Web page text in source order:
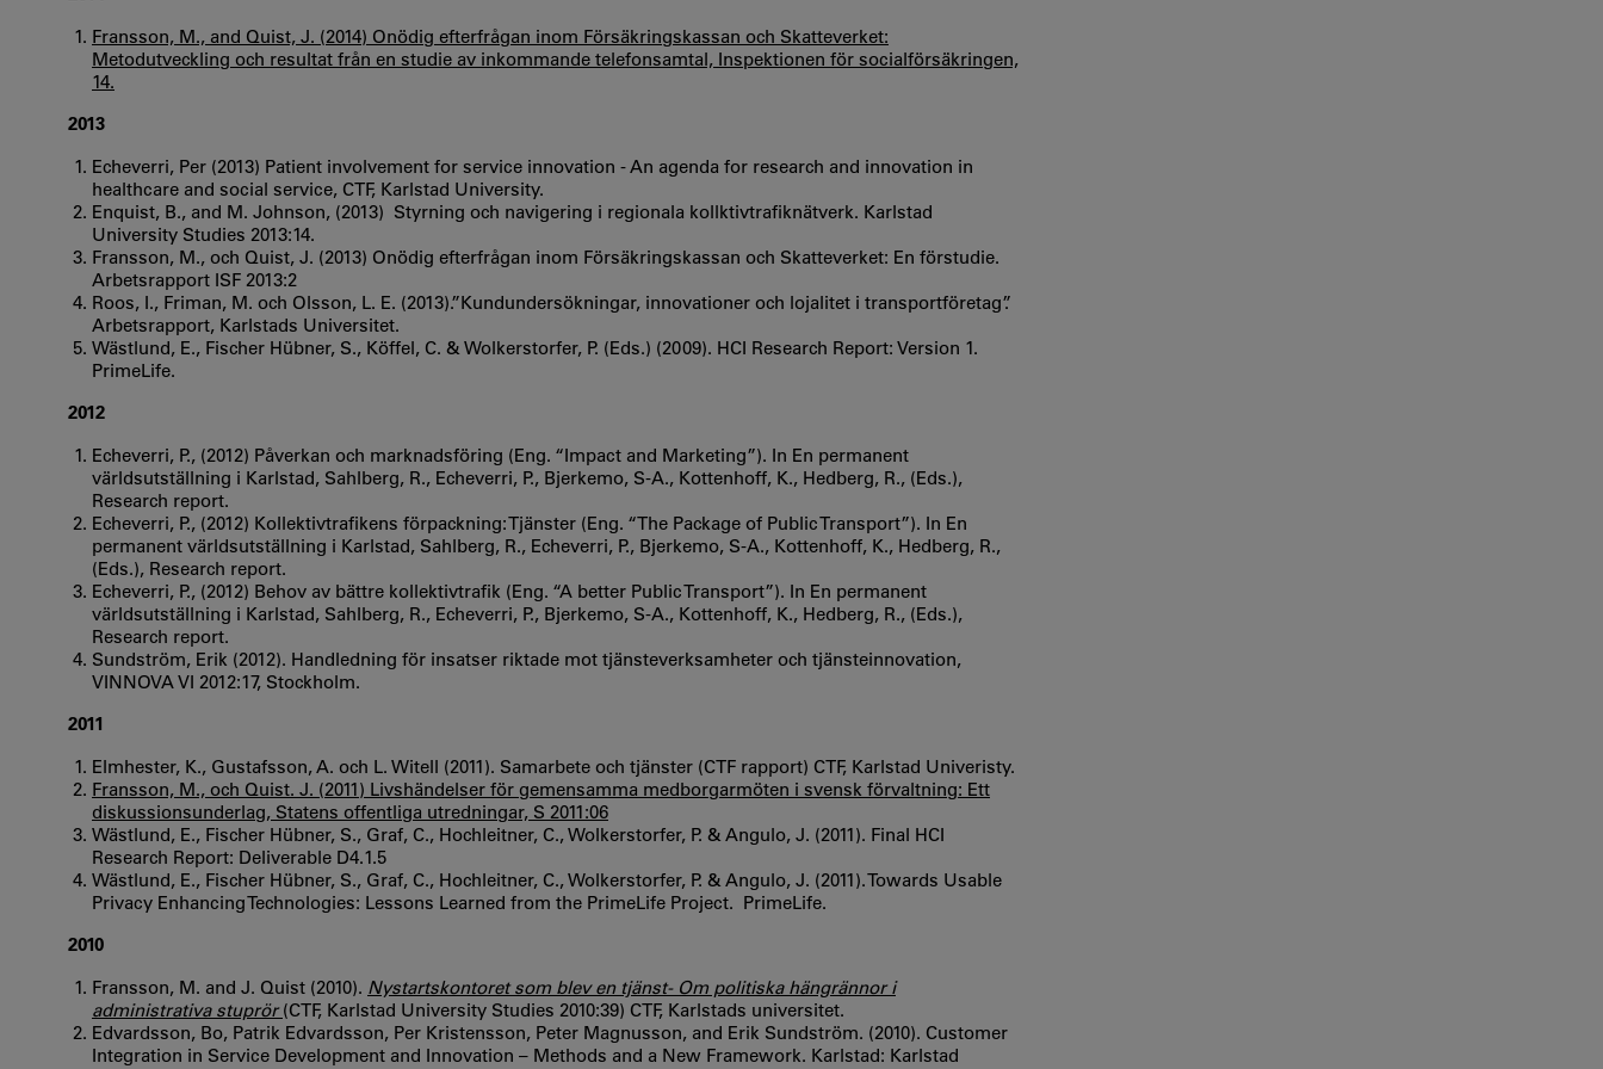
Fransson, M., and Quist, J. (2014) Onödig efterfrågan inom Försäkringskassan och Skatteverket:
Metodutveckling och resultat från en studie av inkommande telefonsamtal, Inspektionen för socialförsäkringen,
14.
2013
Echeverri, Per (2013) Patient involvement for service innovation - An agenda for research and innovation in
healthcare and social service, CTF, Karlstad University.
Enquist, B., and M. Johnson, (2013) Styrning och navigering i regionala kollktivtrafiknätverk. Karlstad
University Studies 2013:14.
Fransson, M., och Quist, J. (2013) Onödig efterfrågan inom Försäkringskassan och Skatteverket: En förstudie.
Arbetsrapport ISF 2013:2
Roos, I., Friman, M. och Olsson, L. E. (2013).”Kundundersökningar, innovationer och lojalitet i transportföretag”.
Arbetsrapport, Karlstads Universitet.
Wästlund, E., Fischer Hübner, S., Köffel, C. & Wolkerstorfer, P. (Eds.) (2009). HCI Research Report: Version 1.
PrimeLife.
2012
Echeverri, P., (2012) Påverkan och marknadsföring (Eng. “Impact and Marketing”). In En permanent
världsutställning i Karlstad, Sahlberg, R., Echeverri, P., Bjerkemo, S-A., Kottenhoff, K., Hedberg, R., (Eds.),
Research report.
Echeverri, P., (2012) Kollektivtrafikens förpackning: Tjänster (Eng. “The Package of Public Transport”). In En
permanent världsutställning i Karlstad, Sahlberg, R., Echeverri, P., Bjerkemo, S-A., Kottenhoff, K., Hedberg, R.,
(Eds.), Research report.
Echeverri, P., (2012) Behov av bättre kollektivtrafik (Eng. “A better Public Transport”). In En permanent
världsutställning i Karlstad, Sahlberg, R., Echeverri, P., Bjerkemo, S-A., Kottenhoff, K., Hedberg, R., (Eds.),
Research report.
Sundström, Erik (2012). Handledning för insatser riktade mot tjänsteverksamheter och tjänsteinnovation,
VINNOVA VI 2012:17, Stockholm.
2011
Elmhester, K., Gustafsson, A. och L. Witell (2011). Samarbete och tjänster (CTF rapport) CTF, Karlstad Univeristy.
Fransson, M., och Quist. J. (2011) Livshändelser för gemensamma medborgarmöten i svensk förvaltning: Ett
diskussionsunderlag, Statens offentliga utredningar, S 2011:06
Wästlund, E., Fischer Hübner, S., Graf, C., Hochleitner, C., Wolkerstorfer, P. & Angulo, J. (2011). Final HCI
Research Report: Deliverable D4.1.5
Wästlund, E., Fischer Hübner, S., Graf, C., Hochleitner, C., Wolkerstorfer, P. & Angulo, J. (2011). Towards Usable
Privacy Enhancing Technologies: Lessons Learned from the PrimeLife Project. PrimeLife.
2010
Fransson, M. and J. Quist (2010). Nystartskontoret som blev en tjänst- Om politiska hängrännor i
administrativa stuprör(CTF, Karlstad University Studies 2010:39) CTF, Karlstads universitet.
Edvardsson, Bo, Patrik Edvardsson, Per Kristensson, Peter Magnusson, and Erik Sundström. (2010). Customer
Integration in Service Development and Innovation – Methods and a New Framework. Karlstad: Karlstad